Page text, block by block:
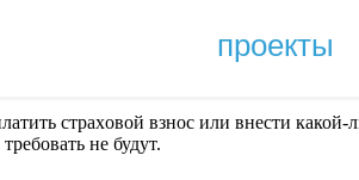
проекты
cтрaxoвoй взнoc или внести какой-
не будут.